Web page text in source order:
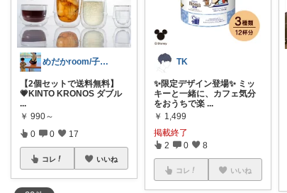
めだかroom/子供とつくるワクワク生活
【2個セットで送料無料】
💗KINTO KRONOS ダブル
...
￥ 990～
0 0 17
コレ いいね
TK
✨限定デザイン登場✨ ミッ
キーと一緒に、カフェ気分
をおうちで楽 ...
￥ 1,499
掲載終了
2 0 8
コレ いいね